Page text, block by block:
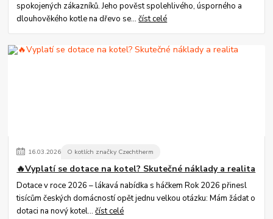
spokojených zákazníků. Jeho pověst spolehlivého, úsporného a
dlouhověkého kotle na dřevo se...číst celé
16.03.2026 O kotlích značky Czechtherm
🔥Vyplatí se dotace na kotel? Skutečné náklady a realita
Dotace v roce 2026 – lákavá nabídka s háčkem Rok 2026 přinesl
tisícům českých domácností opět jednu velkou otázku: Mám žádat o
dotaci na nový kotel...číst celé